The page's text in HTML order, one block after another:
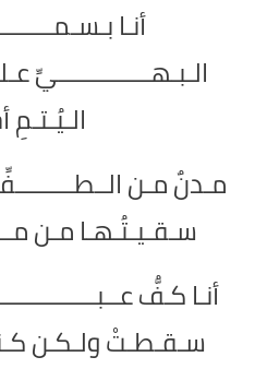
أنـا
الـبـهــــــــــــــيِّ
مـدنٌ مـن
سـقـيـتُـهـا مـن
أنـا كـفُّ
سـقـطـتْ ولـكـن